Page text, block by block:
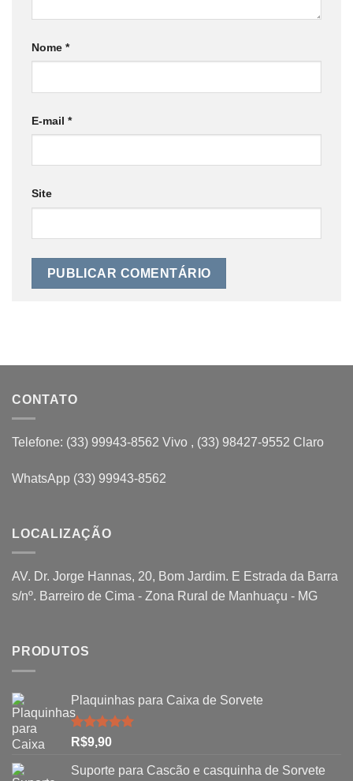
Nome *
E-mail *
Site
CONTATO
Telefone: (33) 99943-8562 Vivo , (33) 98427-9552 Claro
WhatsApp (33) 99943-8562
LOCALIZAÇÃO
AV. Dr. Jorge Hannas, 20, Bom Jardim. E Estrada da Barra
s/nº. Barreiro de Cima - Zona Rural de Manhuaçu - MG
PRODUTOS
Plaquinhas para Caixa de Sorvete
Avaliação
R$9,90
Suporte para Cascão e casquinha de Sorvete